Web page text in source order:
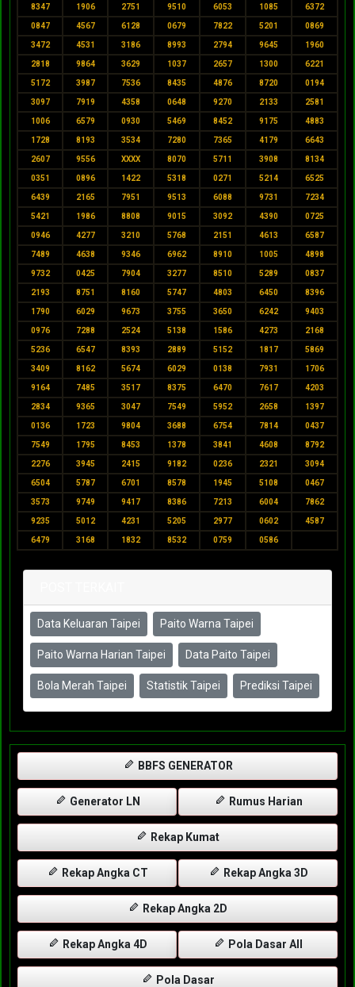
8347 1906 2751 9510 6053 1085 6372
0847 4567 6128 0679 7822 5201 0869
3472 4531 3186 8993 2794 9645 1960
2818 9864 3629 1037 2657 1300 6221
5172 3987 7536 8435 4876 8720 0194
3097 7919 4358 0648 9270 2133 2581
1006 6579 0930 5469 8452 9175 4883
1728 8193 3534 7280 7365 4179 6643
2607 9556 XXXX 8070 5711 3908 8134
0351 0896 1422 5318 0271 5214 6525
6439 2165 7951 9513 6088 9731 7234
5421 1986 8808 9015 3092 4390 0725
0946 4277 3210 5768 2151 4613 6587
7489 4638 9346 6962 8910 1005 4898
9732 0425 7904 3277 8510 5289 0837
2193 8751 8160 5747 4803 6450 8396
1790 6029 9673 3755 3650 6242 9403
0976 7288 2524 5138 1586 4273 2168
5236 6547 8393 2889 5152 1817 5869
3409 8162 5674 6029 0138 7931 1706
9164 7485 3517 8375 6470 7617 4203
2834 9365 3047 7549 5952 2658 1397
0136 1723 9804 3688 6754 7814 0437
7549 1795 8453 1378 3841 4608 8792
2276 3945 2415 9182 0236 2321 3094
6504 5787 6701 8578 1945 5108 0467
3573 9749 9417 8386 7213 6004 7862
9235 5012 4231 5205 2977 0602 4587
6479 3168 1832 8532 0759 0586
Data Keluaran Taipei Paito Warna Taipei
Paito Warna Harian Taipei Data Paito Taipei
Bola Merah Taipei Statistik Taipei Prediksi Taipei
BBFS GENERATOR
Generator LN Rumus Harian
Rekap Kumat
Rekap Angka CT Rekap Angka 3D
Rekap Angka 2D
Rekap Angka 4D Pola Dasar All
Pola Dasar